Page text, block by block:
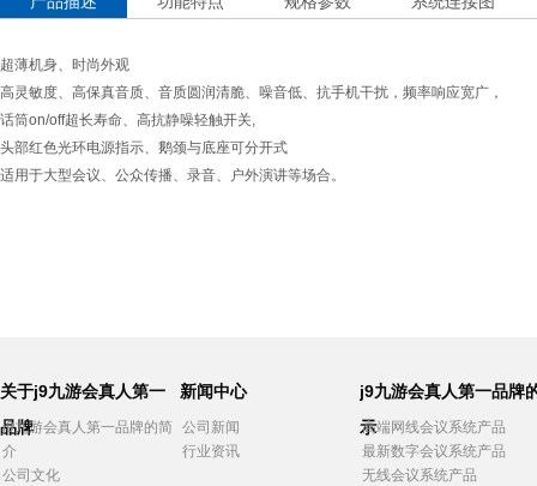
超薄机身、时尚外观
高灵敏度、高保真音质、音质圆润清脆、噪音低、抗手机干扰，频率响应宽广，
话筒on/off超长寿命、高抗静噪轻触开关,
头部红色光环电源指示、鹅颈与底座可分开式
适用于大型会议、公众传播、录音、户外演讲等场合。
关于j9九游会真人第一
品牌
j9九游会真人第一品牌的简
介
公司文化
新闻中心
公司新闻
行业资讯
j9九游会真人第一品牌
示
高端网线会议系统产品
最新数字会议系统产品
无线会议系统产品